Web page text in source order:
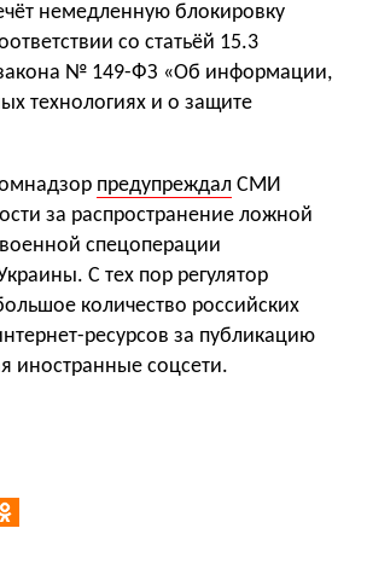
немедленную блокировку
со статьёй 15.3
№ 149-ФЗ «Об информации,
технологиях и о защите
предупреждал СМИ
за распространение ложной
спецоперации
С тех пор регулятор
количество российских
ресурсов за публикацию
иностранные соцсети.